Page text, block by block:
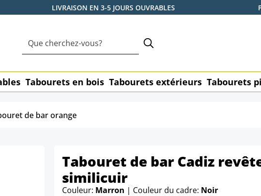
LIVRAISON EN 3-5 JOURS OUVRABLES
Tabourets en bois Tabourets extérieurs Tabourets
de bar orange
Tabouret de bar Cadiz
similicuir
Couleur: Marron | Couleur du cadre: Noir